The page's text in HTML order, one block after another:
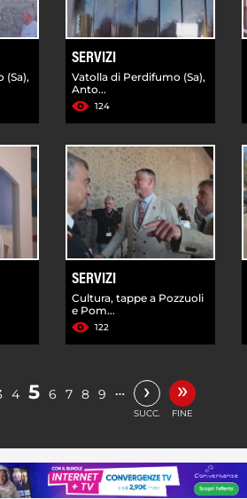
(Sa),
SERVIZI
Vatolla di Perdifumo (Sa),
Anto...
124
SERVIZI
Cultura, tappe a Pozzuoli
e Pom...
122
4 5 6 7 8 9 … ›
SUCC.
»
FINE